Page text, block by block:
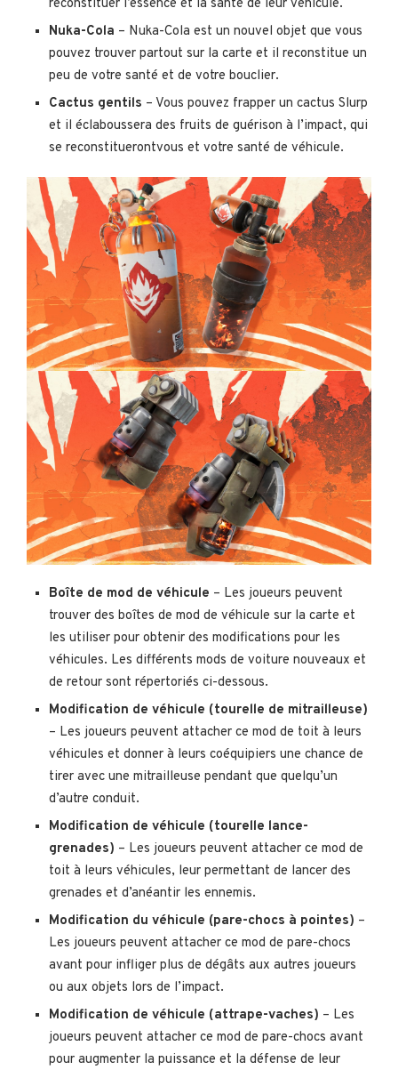
reconstituer l’essence et la santé de leur véhicule.
Nuka-Cola – Nuka-Cola est un nouvel objet que vous
pouvez trouver partout sur la carte et il reconstitue un
peu de votre santé et de votre bouclier.
Cactus gentils – Vous pouvez frapper un cactus Slurp
et il éclaboussera des fruits de guérison à l’impact, qui
se reconstituerontvous et votre santé de véhicule.
Boîte de mod de véhicule – Les joueurs peuvent
trouver des boîtes de mod de véhicule sur la carte et
les utiliser pour obtenir des modifications pour les
véhicules. Les différents mods de voiture nouveaux et
de retour sont répertoriés ci-dessous.
Modification de véhicule (tourelle de mitrailleuse)
– Les joueurs peuvent attacher ce mod de toit à leurs
véhicules et donner à leurs coéquipiers une chance de
tirer avec une mitrailleuse pendant que quelqu’un
d’autre conduit.
Modification de véhicule (tourelle lance-
grenades) – Les joueurs peuvent attacher ce mod de
toit à leurs véhicules, leur permettant de lancer des
grenades et d’anéantir les ennemis.
Modification du véhicule (pare-chocs à pointes) –
Les joueurs peuvent attacher ce mod de pare-chocs
avant pour infliger plus de dégâts aux autres joueurs
ou aux objets lors de l’impact.
Modification de véhicule (attrape-vaches) – Les
joueurs peuvent attacher ce mod de pare-chocs avant
pour augmenter la puissance et la défense de leur